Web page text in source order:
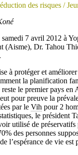
des risques /
7 avril 2012 à
(Aisme), Dr. Tahou
à protéger et
la planification
le premier pays
pour preuve la
par le Vih pour 2
le président
utilisé de
des personnes
l’espérance de vie